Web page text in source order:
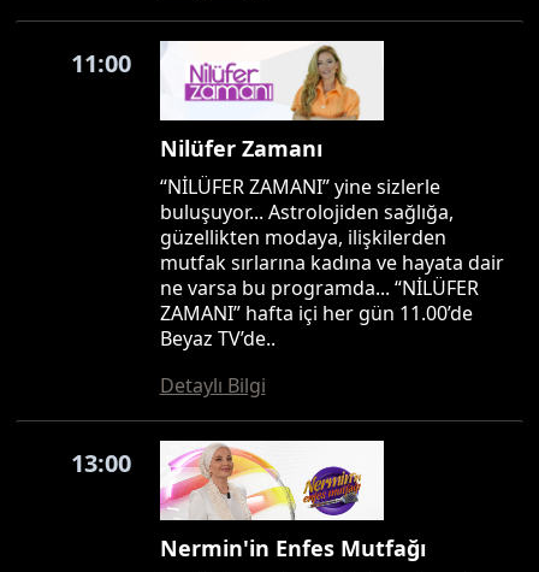
11:00
Nilüfer Zamanı
“NİLÜFER ZAMANI” yine sizlerle
buluşuyor... Astrolojiden sağlığa,
güzellikten modaya, ilişkilerden
mutfak sırlarına kadına ve hayata dair
ne varsa bu programda... “NİLÜFER
ZAMANI” hafta içi her gün 11.00’de
Beyaz TV’de..
Detaylı Bilgi
13:00
Nermin'in Enfes Mutfağı